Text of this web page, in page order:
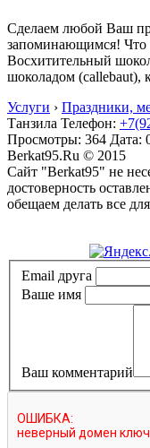
Сделаем любой Ваш
запоминающимся! Что
Восхитительный
шоколадом (callebaut),
Услуги › Праздники,
Танзила Телефон:
Просмотры: 364 Дата:
Berkat95.Ru © 2015
Сайт "Berkat95" не
достоверность
обещаем делать все
Email друга
Ваше имя
Ваш комментарий